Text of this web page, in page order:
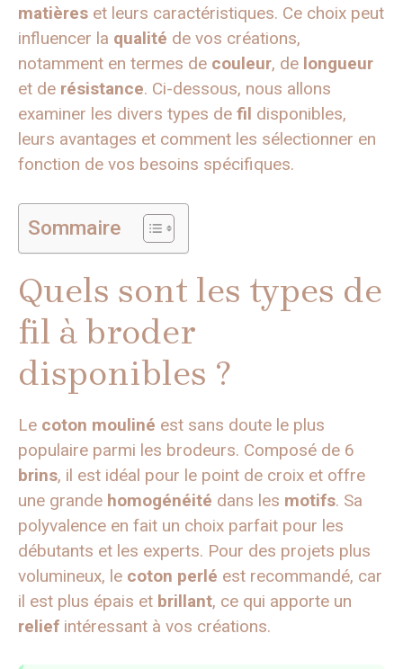
matières et leurs caractéristiques. Ce choix peut
influencer la qualité de vos créations,
notamment en termes de couleur, de longueur
et de résistance. Ci-dessous, nous allons
examiner les divers types de fil disponibles,
leurs avantages et comment les sélectionner en
fonction de vos besoins spécifiques.
Sommaire
Quels sont les types de
fil à broder
disponibles ?
Le coton mouliné est sans doute le plus
populaire parmi les brodeurs. Composé de 6
brins, il est idéal pour le point de croix et offre
une grande homogénéité dans les motifs. Sa
polyvalence en fait un choix parfait pour les
débutants et les experts. Pour des projets plus
volumineux, le coton perlé est recommandé, car
il est plus épais et brillant, ce qui apporte un
relief intéressant à vos créations.